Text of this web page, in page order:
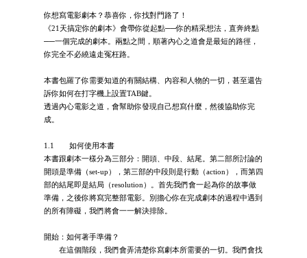
你想寫電影劇本？恭喜你，你找對門路了！
《21天搞定你的劇本》會帶你從起點──你的精采想法，直奔終點
──一個完成的劇本。兩點之間，順著內心之道會是最短的路徑，
你完全不必繞遠走冤枉路。
本書包羅了你需要知道的有關結構、內容和人物的一切，甚至還告
訴你如何在打字機上設置TAB鍵。
透過內心電影之道，會幫助你發現自己想寫什麼，然後協助你完
成。
1.1 如何使用本書
本書跟劇本一樣分為三部分：開頭、中段、結尾。第二部所討論的
開頭是準備（set-up），第三部的中段則是行動（action），而第四
部的結尾即是結局（resolution）。首先我們會一起為你的故事做
準備，之後你將寫完整部電影。別擔心你在完成劇本的過程中遇到
的所有障礙，我們將會一一解決排除。
開始：如何著手準備？
在這個階段，我們會弄清楚你寫劇本所需要的一切。我們會找